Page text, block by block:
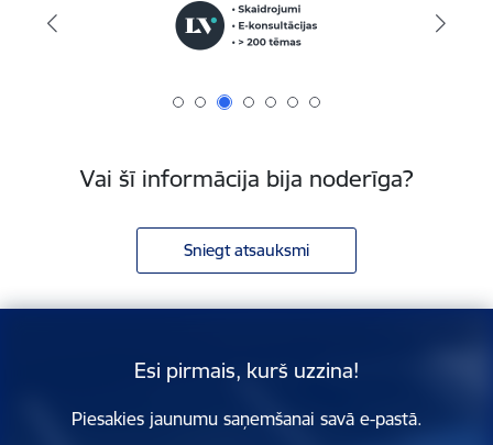
Vai šī informācija bija noderīga?
Sniegt atsauksmi
Esi pirmais, kurš uzzina!
Piesakies jaunumu saņemšanai savā e-pastā.